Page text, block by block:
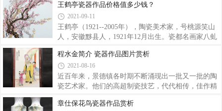
明、工艺精湛，既有很强的实用性，也有很高的价格
及收藏价值。 瓷出醴陵谢海宁先生收藏有不少上世
纪50年代的瓷壶，这些瓷壶大多为湖南醴陵生产，壶
体绘画图案多为山水。谢先生收藏的一把侧提壶，壶
夫撑着篙，远山如黛，大雁排成一队人字。白中透亮
的胎体和厚重的彩绘，共同衬托出一种“秋日胜春
朝”的意境，引人入胜。谢先生另一把提梁壶上
王鹤亭瓷器作品价格值多少钱？
2021-09-11
王鹤亭（1921--2005年），陶瓷美术家，号桃源笑山
人，安徽黟县人，1921年12月出生。瓷都名画家八虬
的已故陶瓷艺术大师。1934年曾在江西陶瓷局学艺，
拜康达为师。四十年代国民政府用其作品作为国礼送
于美国总统罗斯福,从此一举成名,被人称为“梅花大
王”。1958年后进景德镇艺术瓷厂画瓷。他从事陶瓷
兼绘人物。其笔下的梅千姿百态，劲俏挺拔，技法工
程水金简介 瓷器作品图片赏析
2021-08-16
近百年来，景德镇各时期不断涌现出一批又一批的陶
瓷艺术家。他们的高超制瓷技艺，代代相传，佳作精
瓷文化。现将他们的生平、作品特色介绍给各位，以
章仕保花鸟瓷器作品赏析